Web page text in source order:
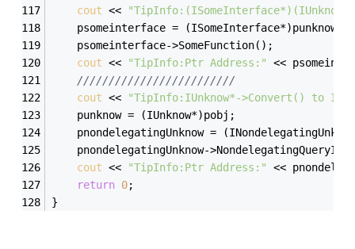
cout <<
	psomeinterface = (ISomeInterface*)punknow;
	psomeinterface->SomeFunction();
cout << "TipInfo:Ptr Address:"
<<
/////////////////////////
cout <<
"TipInfo:IUnknow*->Convert() to
	punknow = (IUnknow*)pobj;
pnondelegatingUnknow =
pnondelegatingUnknow-
cout << "TipInfo:Ptr Address:"
<<
return 0;
}